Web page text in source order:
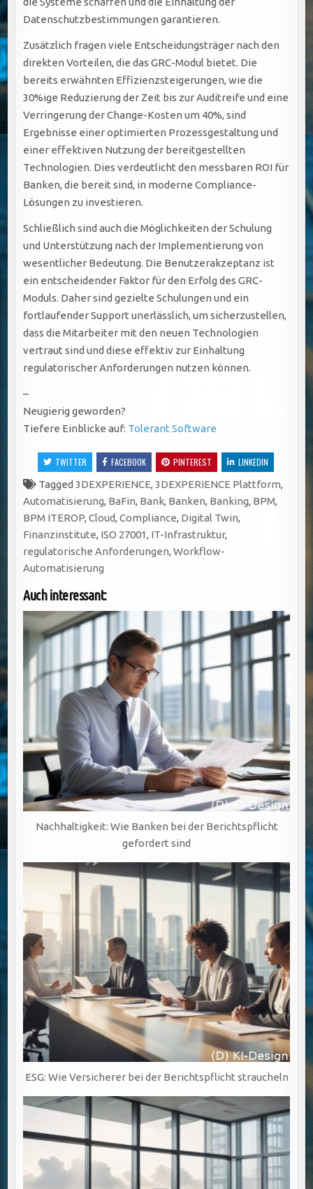
Datenschutzbestimmungen garantieren.
Zusätzlich fragen viele Entscheidungsträger nach den
direkten Vorteilen, die das GRC-Modul bietet. Die
bereits erwähnten Effizienzsteigerungen, wie die
30%ige Reduzierung der Zeit bis zur Auditreife und eine
Verringerung der Change-Kosten um 40%, sind
Ergebnisse einer optimierten Prozessgestaltung und
einer effektiven Nutzung der bereitgestellten
Technologien. Dies verdeutlicht den messbaren ROI für
Banken, die bereit sind, in moderne Compliance-
Lösungen zu investieren.
Schließlich sind auch die Möglichkeiten der Schulung
und Unterstützung nach der Implementierung von
wesentlicher Bedeutung. Die Benutzerakzeptanz ist
ein entscheidender Faktor für den Erfolg des GRC-
Moduls. Daher sind gezielte Schulungen und ein
fortlaufender Support unerlässlich, um sicherzustellen,
dass die Mitarbeiter mit den neuen Technologien
vertraut sind und diese effektiv zur Einhaltung
regulatorischer Anforderungen nutzen können.
–
Neugierig geworden?
Tiefere Einblicke auf: Tolerant Software
TWITTER FACEBOOK PINTEREST
LINKEDIN
Tagged3DEXPERIENCE,3DEXPERIENCE Plattform,
Automatisierung, BaFin, Bank, Banken, Banking, BPM,
BPM ITEROP,Cloud,Compliance, Digital Twin,
Finanzinstitute, ISO 27001, IT-Infrastruktur,
regulatorische Anforderungen,Workflow-
Automatisierung
Auch interessant:
Nachhaltigkeit: Wie Banken bei der Berichtspflicht
gefordert sind
ESG: Wie Versicherer bei der Berichtspflicht straucheln